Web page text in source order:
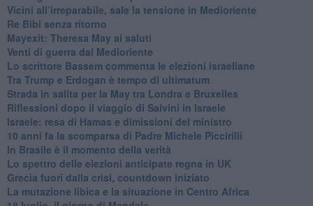
Vicini all’irreparabile, sale la tensione in Medioriente
Re Bibi senza ritorno
Mayexit: Theresa May ai saluti
Venti di guerra dal Medioriente
Lo scrittore Bassem commenta le elezioni israeliane
Tra Trump e Erdogan è tempo di ultimatum
Strada in salita per la May tra Londra e Bruxelles
Riflessioni dopo il viaggio di Salvini in Israele
Israele: resa di Hamas e dimissioni del ministro
10 anni fa la scomparsa di Padre Michele Piccirilli
In Brasile è il momento della verità
Lo spettro delle elezioni anticipate regna in UK
Grecia fuori dalla crisi, countdown iniziato
La mutazione libica e la situazione in Centro Africa